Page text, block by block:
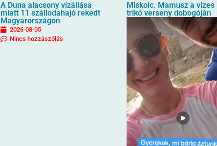
A Duna alacsony vízállása
miatt 11 szállodahajó rekedt
Magyarországon
2026-08-05
Nincs hozzászólás
Miskolc. Mamusz a vizes
trikó verseny dobogóján